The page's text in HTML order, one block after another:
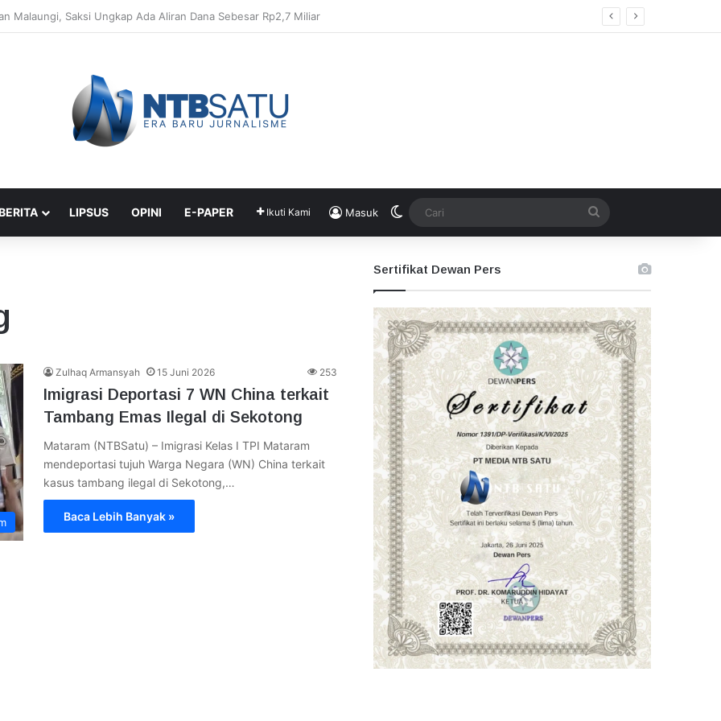
Didik dan Malaungi, Kejari Bima: Alasan Keamanan
LIPSUS OPINI E-PAPER Ikuti Kami Masuk Switch skin
Zulhaq Armansyah 15 Juni 2026 253
Imigrasi Deportasi 7 WN China terkait
Tambang Emas Ilegal di Sekotong
Mataram (NTBSatu) – Imigrasi Kelas I TPI Mataram
mendeportasi tujuh Warga Negara (WN) China terkait
kasus tambang ilegal di Sekotong,…
Baca Lebih Banyak »
Sertifikat Dewan Pers